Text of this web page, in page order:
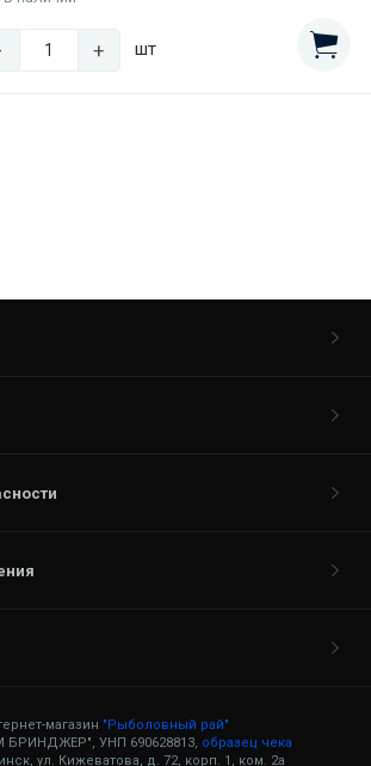
+ шт
магазин "Рыболовный рай"
УНП 690628813, образец чека
ул. Кижеватова, д. 72, корп. 1, ком. 2а